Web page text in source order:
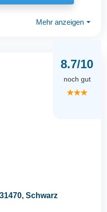
Mehr anzeigen ⏷
8.7/10
noch gut
★★★
Schwarz